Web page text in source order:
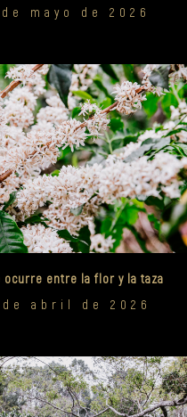
mayo de 2026
ocurre entre la flor y la taza
de abril de 2026